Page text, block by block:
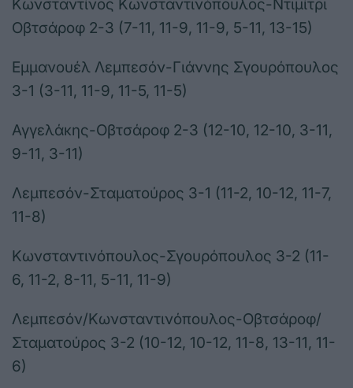
Κωνσταντίνος Κωνσταντινόπουλος-Ντιμίτρι
Οβτσάροφ 2-3 (7-11, 11-9, 11-9, 5-11, 13-15)
Εμμανουέλ Λεμπεσόν-Γιάννης Σγουρόπουλος
3-1 (3-11, 11-9, 11-5, 11-5)
Αγγελάκης-Οβτσάροφ 2-3 (12-10, 12-10, 3-11,
9-11, 3-11)
Λεμπεσόν-Σταματούρος 3-1 (11-2, 10-12, 11-7,
11-8)
Κωνσταντινόπουλος-Σγουρόπουλος 3-2 (11-
6, 11-2, 8-11, 5-11, 11-9)
Λεμπεσόν/Κωνσταντινόπουλος-Οβτσάροφ/
Σταματούρος 3-2 (10-12, 10-12, 11-8, 13-11, 11-
6)